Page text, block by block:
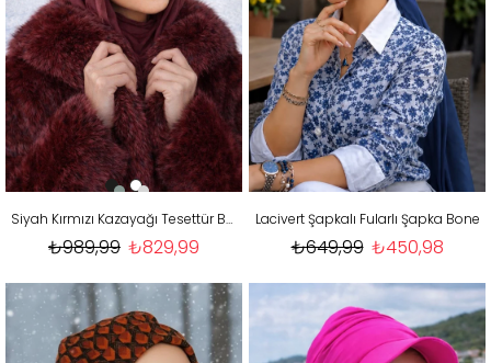
Siyah Kırmızı Kazayağı Tesettür Bere
₺829,99
₺989,99
Lacivert Şapkalı Fularlı Şapka Bone
₺450,98
₺649,99